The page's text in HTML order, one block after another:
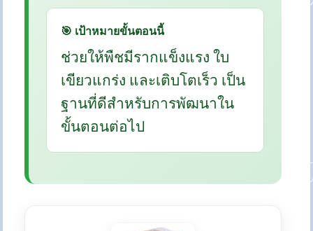
🎯 เป้าหมายขั้นตอนนี้
ช่วยให้พืชมีรากแข็งแรง ใบ
เขียวแกร่ง และเติบโตเร็ว เป็น
ฐานที่ดีสำหรับการพัฒนาใน
ขั้นตอนต่อไป